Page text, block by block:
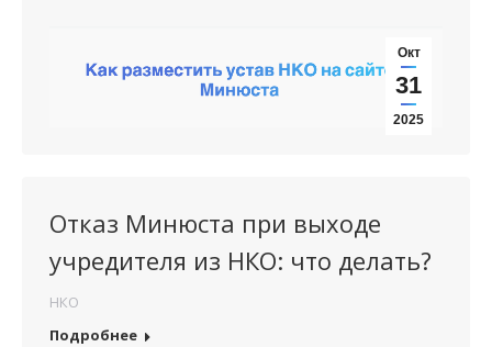
Окт
31
2025
Отказ Минюста при выходе
учредителя из НКО: что делать?
НКО
Подробнее